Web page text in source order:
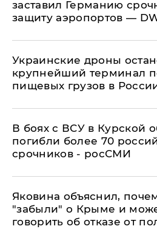
заставил Германию
защиту аэропортов —
Украинские дроны
крупнейший терминал
пищевых грузов в
В боях с ВСУ в Курской
погибли более 70
срочников - росСМИ
Яковина объяснил,
"забыли" о Крыме и
говорить об отказе от